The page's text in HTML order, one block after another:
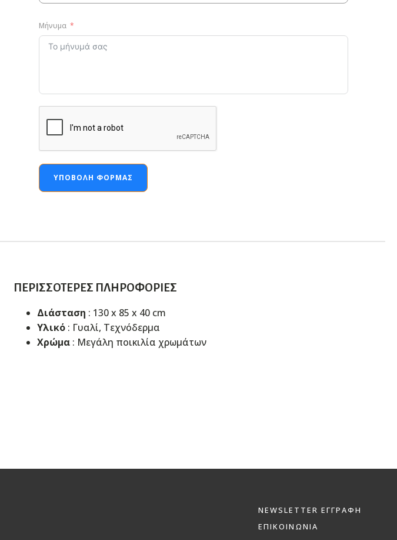
Μήνυμα
ΥΠΟΒΟΛΉ ΦΌΡΜΑΣ
ΠΕΡΙΣΣΌΤΕΡΕΣ ΠΛΗΡΟΦΟΡΊΕΣ
Διάσταση : 130 x 85 x 40 cm
Υλικό : Γυαλί, Τεχνόδερμα
Χρώμα : Μεγάλη ποικιλία χρωμάτων
NEWSLETTER ΕΓΓΡΑΦΗ
ΕΠΙΚΟΙΝΩΝΙΑ